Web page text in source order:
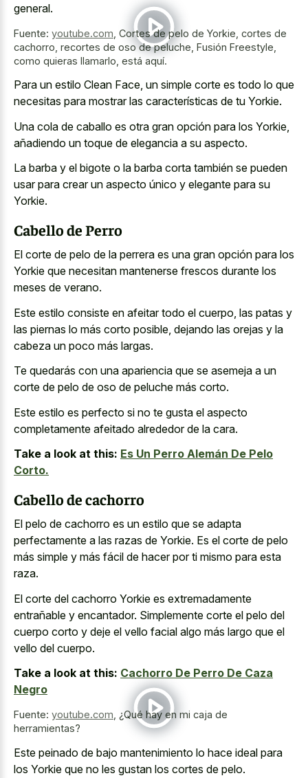
general.
Fuente: youtube.com Cortes de pelo de Yorkie, cortes de
cachorro, recortes de oso de peluche, Fusión Freestyle,
como quieras llamarlo, está aquí.
Para un estilo Clean Face, un simple corte es todo lo que
necesitas para mostrar las características de tu Yorkie.
Una cola de caballo es otra gran opción para los Yorkie,
añadiendo un toque de elegancia a su aspecto.
La barba y el bigote o la barba corta también se pueden
usar para crear un aspecto único y elegante para su
Yorkie.
Cabello de Perro
El corte de pelo de la perrera es una gran opción para los
Yorkie que necesitan mantenerse frescos durante los
meses de verano.
Este estilo consiste en afeitar todo el cuerpo, las patas y
las piernas lo más corto posible, dejando las orejas y la
cabeza un poco más largas.
Te quedarás con una apariencia que se asemeja a un
corte de pelo de oso de peluche más corto.
Este estilo es perfecto si no te gusta el aspecto
completamente afeitado alrededor de la cara.
Take a look at this: Es Un Perro Alemán De Pelo
Corto.
Cabello de cachorro
El pelo de cachorro es un estilo que se adapta
perfectamente a las razas de Yorkie. Es el corte de pelo
más simple y más fácil de hacer por ti mismo para esta
raza.
El corte del cachorro Yorkie es extremadamente
entrañable y encantador. Simplemente corte el pelo del
cuerpo corto y deje el vello facial algo más largo que el
vello del cuerpo.
Take a look at this: Cachorro De Perro De Caza
Negro
Fuente: youtube.com ¿Qué hay en mi caja de
herramientas?
Este peinado de bajo mantenimiento lo hace ideal para
los Yorkie que no les gustan los cortes de pelo.